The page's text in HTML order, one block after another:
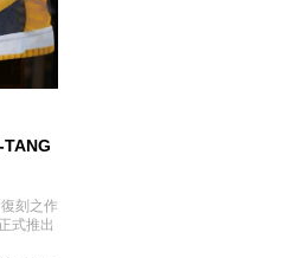
TANG
刻之作
式推出